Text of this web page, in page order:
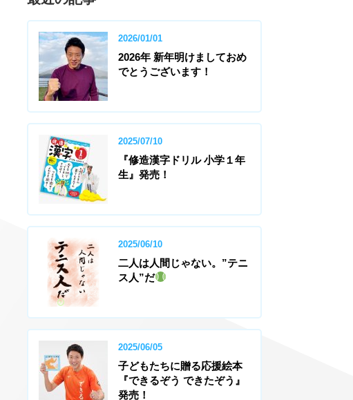
2026/01/01
2026年 新年明けましておめ
でとうございます！
2025/07/10
『修造漢字ドリル 小学１年
生』発売！
2025/06/10
二人は人間じゃない。”テニ
ス人”だ
2025/06/05
子どもたちに贈る応援絵本
『できるぞう できたぞう』
発売！